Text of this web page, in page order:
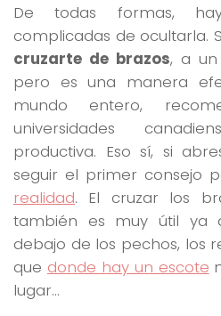
De todas formas,
complicadas de ocultarla.
cruzarte de brazos, a
pero es una manera
mundo entero,
universidades
productiva. Eso sí, si
seguir el primer consejo
realidad. El cruzar los
también es muy útil ya
debajo de los pechos, los
que donde hay un escote
lugar…